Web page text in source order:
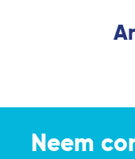
Neem